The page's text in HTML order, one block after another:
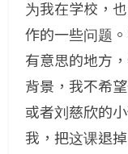
为我在学校，
作的一些问题
有意思的地方
背景，我不希
或者刘慈欣的
我，把这课退掉